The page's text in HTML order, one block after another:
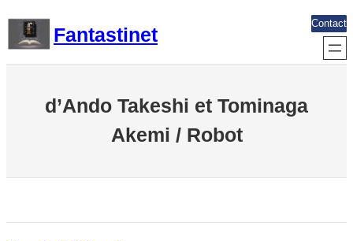
contenu
Fantastinet
Contact
d’Ando Takeshi et Tominaga
Akemi / Robot